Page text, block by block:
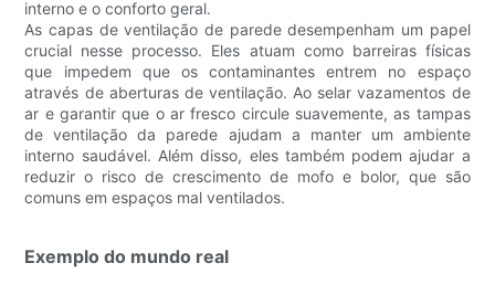
interno e o conforto geral.
As capas de ventilação de parede desempenham um papel
crucial nesse processo. Eles atuam como barreiras físicas
que impedem que os contaminantes entrem no espaço
através de aberturas de ventilação. Ao selar vazamentos de
ar e garantir que o ar fresco circule suavemente, as tampas
de ventilação da parede ajudam a manter um ambiente
interno saudável. Além disso, eles também podem ajudar a
reduzir o risco de crescimento de mofo e bolor, que são
comuns em espaços mal ventilados.
Exemplo do mundo real